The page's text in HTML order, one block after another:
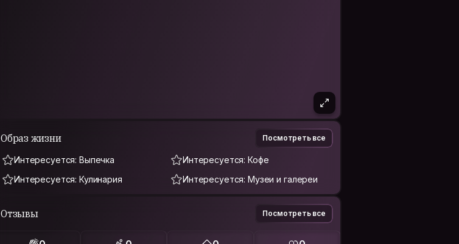
Образ жизни Посмотреть все
Интересуется: Выпечка
Интересуется: Кофе
Интересуется: Кулинария
Интересуется: Музеи и галереи
Отзывы Посмотреть все